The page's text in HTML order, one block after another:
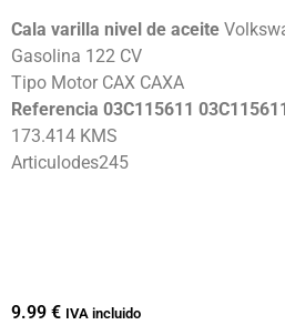
Cala varilla nivel de aceite
Gasolina 122 CV
Tipo Motor CAX CAXA
Referencia 03C115611
173.414 KMS
Articulodes245
9.99 € IVA incluido